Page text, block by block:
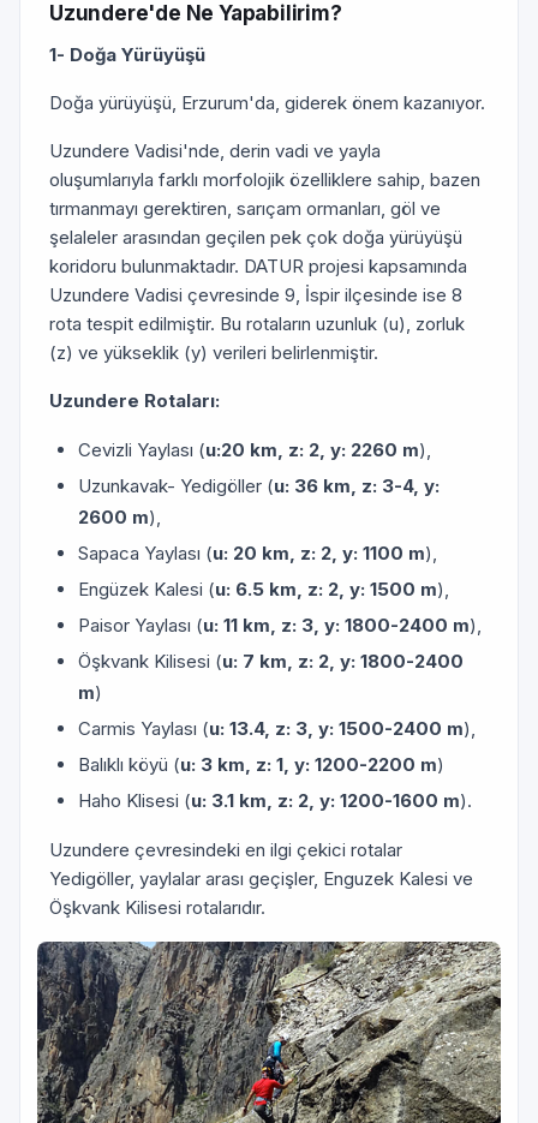
Uzundere'de Ne Yapabilirim?
1- Doğa Yürüyüşü
Doğa yürüyüşü, Erzurum'da, giderek önem kazanıyor.
Uzundere Vadisi'nde, derin vadi ve yayla
oluşumlarıyla farklı morfolojik özelliklere sahip, bazen
tırmanmayı gerektiren, sarıçam ormanları, göl ve
şelaleler arasından geçilen pek çok doğa yürüyüşü
koridoru bulunmaktadır. DATUR projesi kapsamında
Uzundere Vadisi çevresinde 9, İspir ilçesinde ise 8
rota tespit edilmiştir. Bu rotaların uzunluk (u), zorluk
(z) ve yükseklik (y) verileri belirlenmiştir.
Uzundere Rotaları:
Cevizli Yaylası (u:20 km, z: 2, y: 2260 m),
Uzunkavak- Yedigöller (u: 36 km, z: 3-4, y:
2600 m),
Sapaca Yaylası (u: 20 km, z: 2, y: 1100 m),
Engüzek Kalesi (u: 6.5 km, z: 2, y: 1500 m),
Paisor Yaylası (u: 11 km, z: 3, y: 1800-2400 m),
Öşkvank Kilisesi (u: 7 km, z: 2, y: 1800-2400
m)
Carmis Yaylası (u: 13.4, z: 3, y: 1500-2400 m),
Balıklı köyü (u: 3 km, z: 1, y: 1200-2200 m)
Haho Klisesi (u: 3.1 km, z: 2, y: 1200-1600 m).
Uzundere çevresindeki en ilgi çekici rotalar
Yedigöller, yaylalar arası geçişler, Enguzek Kalesi ve
Öşkvank Kilisesi rotalarıdır.